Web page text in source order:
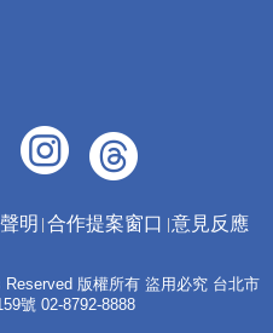
明 合作提案窗口 意見反應
版權所有 盜用必究 台北市
號 02-8792-8888